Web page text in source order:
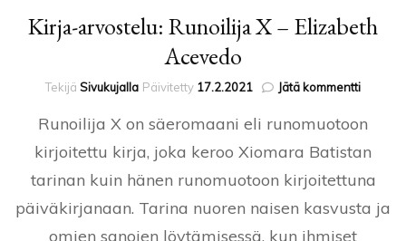
Kirja-arvostelu: Runoilija X – Elizabeth
Acevedo
Tekijä Sivukujalla Päivitetty 17.2.2021 Jätä kommentti
X
–
Runoilija X on säeromaani eli runomuotoon
kirjoitettu kirja, joka keroo Xiomara Batistan
tarinan kuin hänen runomuotoon kirjoitettuna
päiväkirjanaan. Tarina nuoren naisen kasvusta ja
omien sanojen löytämisessä, kun ihmiset